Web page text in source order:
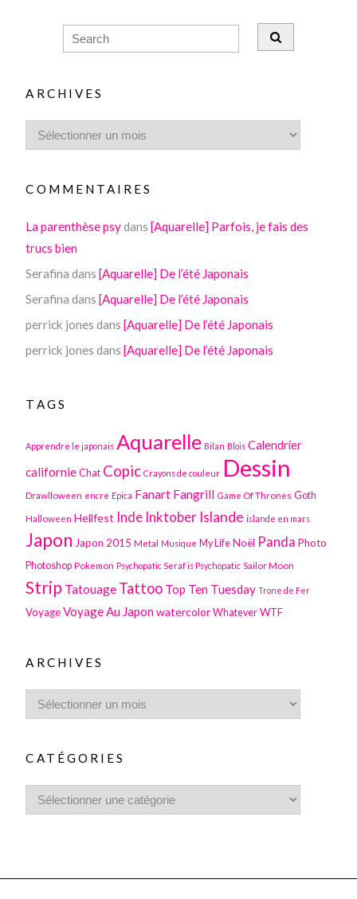
ARCHIVES
COMMENTAIRES
La parenthèse psydans[Aquarelle] Parfois, je fais des
trucs bien
Serafina dans[Aquarelle] De l’été Japonais
Serafina dans[Aquarelle] De l’été Japonais
perrick jones dans[Aquarelle] De l’été Japonais
perrick jones dans[Aquarelle] De l’été Japonais
TAGS
Apprendre le japonais Aquarelle Bilan Blois Calendrier
californie Chat Copic Crayons de couleur Dessin
Drawlloween encre Epica Fanart Fangrill Game Of Thrones Goth
Halloween Hellfest Inde Inktober Islande islande en mars
Japon Japon 2015 Metal Musique My Life Noël Panda Photo
Photoshop Pokemon Psychopatic Seraf is Psychopatic Sailor Moon
Strip Tatouage Tattoo Top Ten Tuesday Trone de Fer
Voyage Voyage Au Japon watercolor Whatever WTF
ARCHIVES
CATÉGORIES